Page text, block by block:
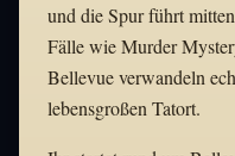
und die Spur führt
Fälle wie Murder
Bellevue verwandeln
lebensgroßen Tatort.